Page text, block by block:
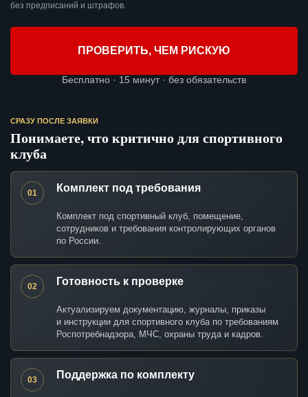
без предписаний и штрафов.
ПРОВЕРИТЬ, ЧЕМ РИСКУЮ
Бесплатно · 15 минут · без обязательств
СРАЗУ ПОСЛЕ ЗАЯВКИ
Понимаете, что критично для спортивного
клуба
01 Комплект под требования
Комплект под спортивный клуб, помещение,
сотрудников и требования контролирующих органов
по России.
02 Готовность к проверке
Актуализируем документацию, журналы, приказы
и инструкции для спортивного клуба по требованиям
Роспотребнадзора, МЧС, охраны труда и кадров.
03 Поддержка по комплекту